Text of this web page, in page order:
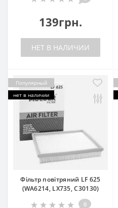
139грн.
НЕТ В НАЛИЧИИ
Популярный
нет в наличии
Фільтр повітряний LF 625
(WA6214, LX735, C30130)
0